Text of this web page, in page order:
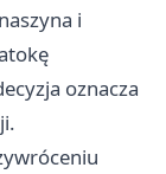
i
oznacza